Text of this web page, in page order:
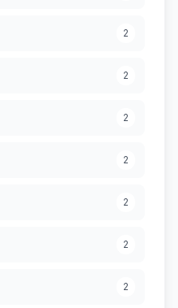
2
2
2
2
2
2
2